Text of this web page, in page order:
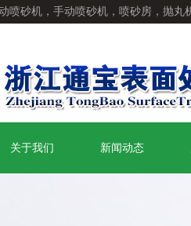
喷砂机，手动喷砂机，喷砂房，抛
关于我们 新闻动态